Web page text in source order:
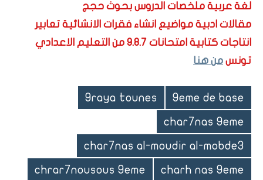
لغة عربية ملخصات الدروس بحوث حجج
مقالات ادبية مواضيع انشاء فقرات الانشائية تعابير
انتاجات كتابية امتحانات 9.8.7 من التعليم الاعدادي
تونس من هنا
9eme de base
9raya tounes
char7nas 9eme
char7nas al-moudir al-mobde3
charh nas 9eme
chrar7nousous 9eme